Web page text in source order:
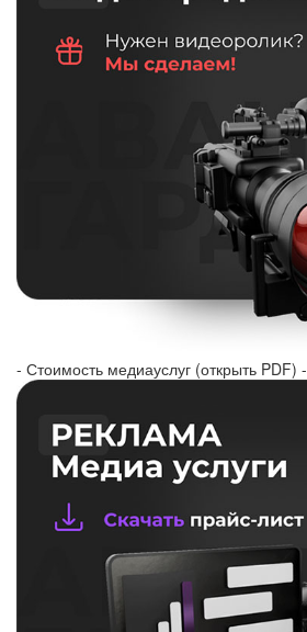
- Стоимость медиауслуг (открыть PDF) -